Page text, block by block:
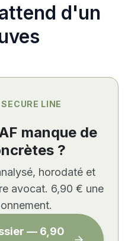
d'un
LINE
manque de
?
horodaté et
avocat. 6,90 € une
— 6,90